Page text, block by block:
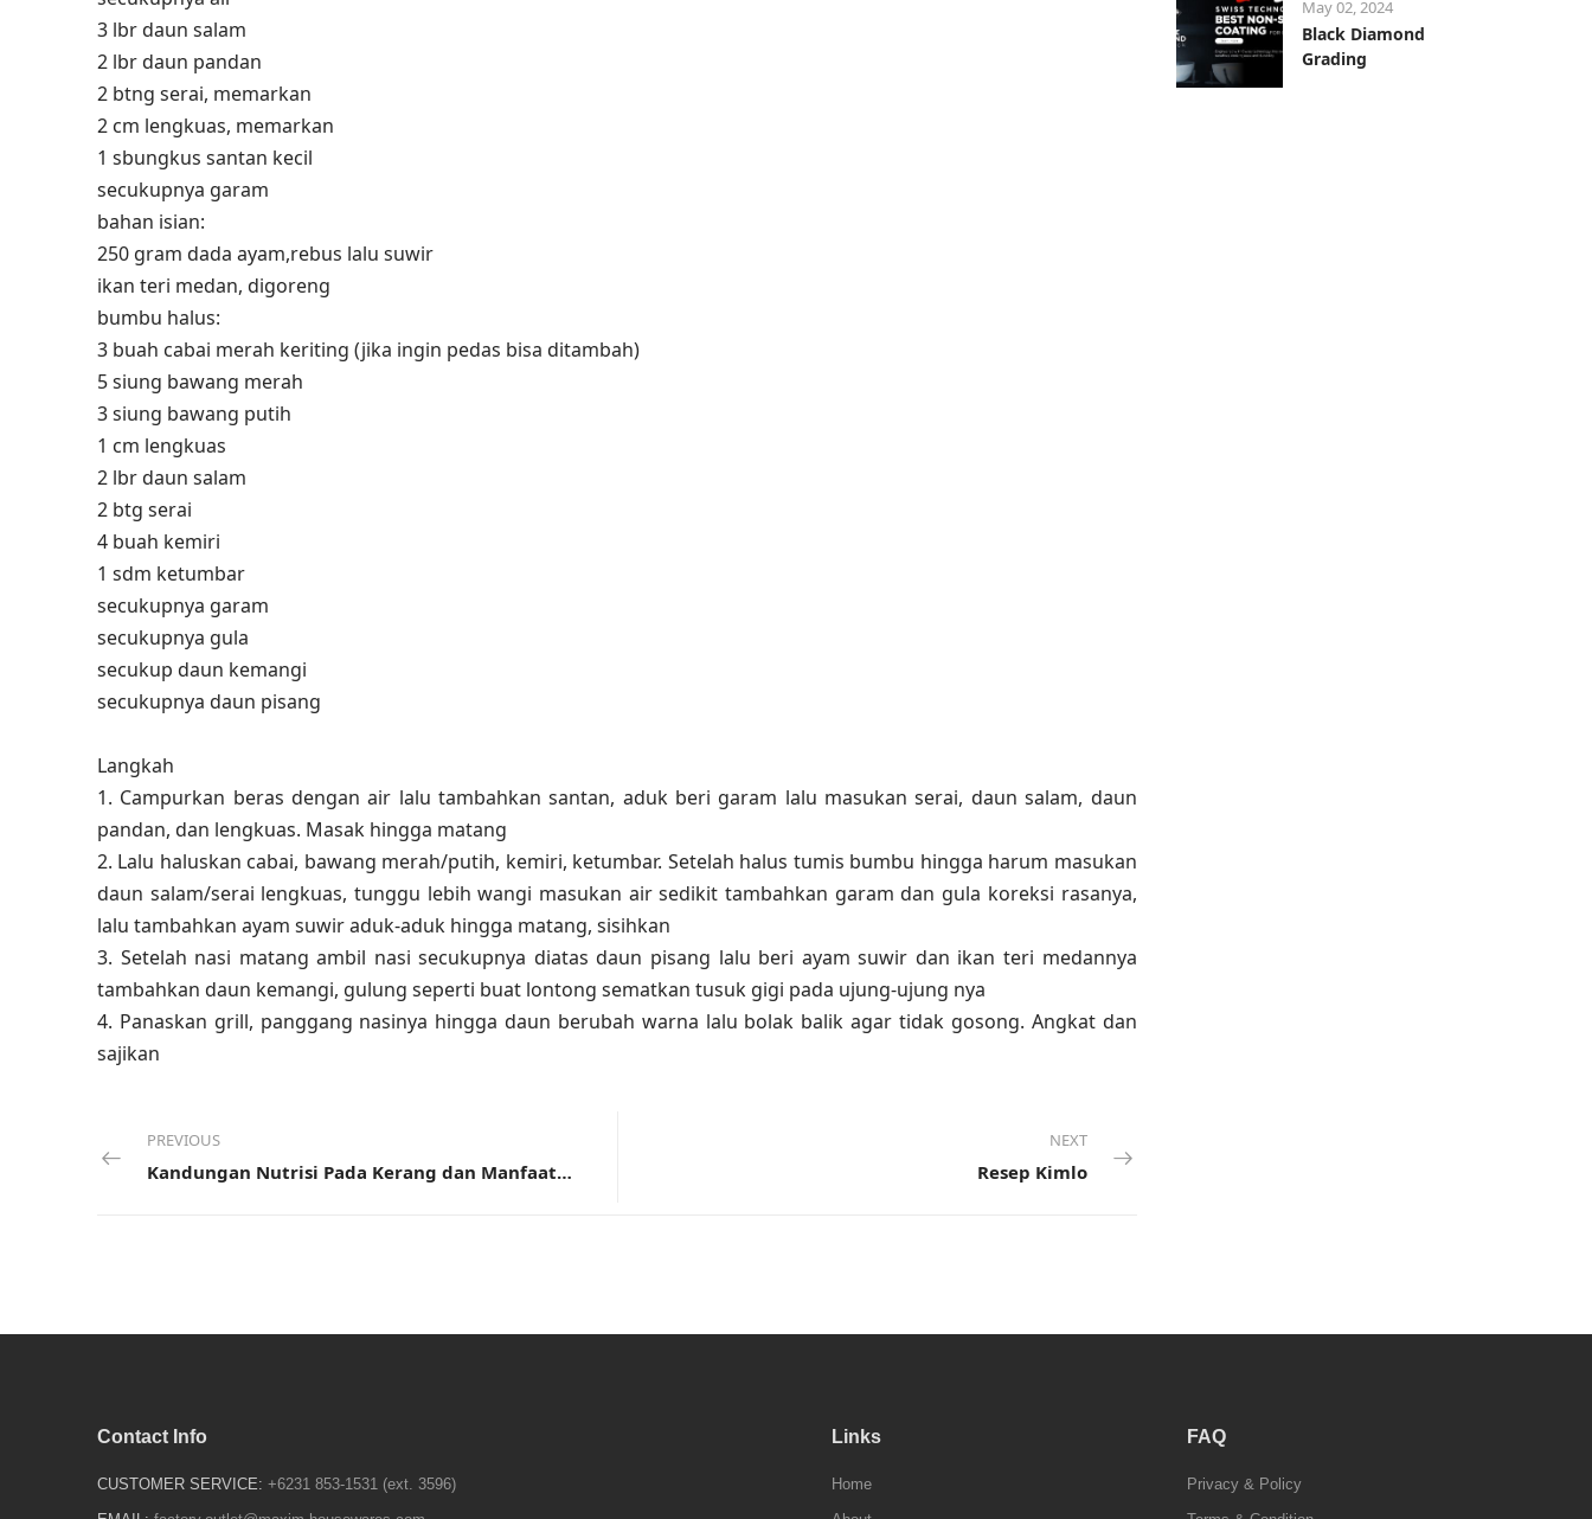
3 lbr daun salam
2 lbr daun pandan
2 btng serai, memarkan
2 cm lengkuas, memarkan
1 sbungkus santan kecil
secukupnya garam
bahan isian:
250 gram dada ayam,rebus lalu suwir
ikan teri medan, digoreng
bumbu halus:
3 buah cabai merah keriting (jika ingin pedas bisa ditambah)
5 siung bawang merah
3 siung bawang putih
1 cm lengkuas
2 lbr daun salam
2 btg serai
4 buah kemiri
1 sdm ketumbar
secukupnya garam
secukupnya gula
secukup daun kemangi
secukupnya daun pisang
Langkah
1. Campurkan beras dengan air lalu tambahkan santan, aduk beri garam lalu masukan serai, daun salam, daun
pandan, dan lengkuas. Masak hingga matang
2. Lalu haluskan cabai, bawang merah/putih, kemiri, ketumbar. Setelah halus tumis bumbu hingga harum masukan
daun salam/serai lengkuas, tunggu lebih wangi masukan air sedikit tambahkan garam dan gula koreksi rasanya,
lalu tambahkan ayam suwir aduk-aduk hingga matang, sisihkan
3. Setelah nasi matang ambil nasi secukupnya diatas daun pisang lalu beri ayam suwir dan ikan teri medannya
tambahkan daun kemangi, gulung seperti buat lontong sematkan tusuk gigi pada ujung-ujung nya
4. Panaskan grill, panggang nasinya hingga daun berubah warna lalu bolak balik agar tidak gosong. Angkat dan
sajikan
PREVIOUS
Kandungan Nutrisi Pada Kerang dan Manfaatnya
NEXT
Resep Kimlo
May 02, 2024
Black Diamond
Grading
Contact Info
CUSTOMER SERVICE: +6231 853-1531 (ext. 3596)
Links
Home
FAQ
Privacy & Policy